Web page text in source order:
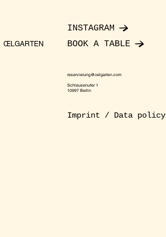
ŒLGARTEN
INSTAGRAM
BOOK A TABLE
reservierung@oelgarten.com
Schleusenufer 1
10997 Berlin
Imprint / Data policy